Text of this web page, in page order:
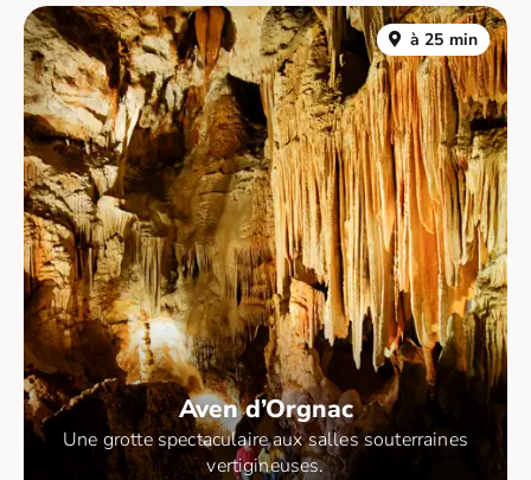
à 25 min
Aven d’Orgnac
Une grotte spectaculaire aux salles souterraines
vertigineuses.